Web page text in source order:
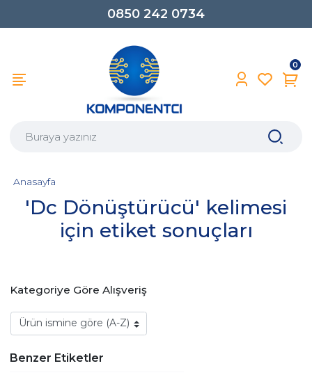
0850 242 0734
0
'Dc Dönüştürücü' kelimesi
için etiket sonuçları
Anasayfa
Kategoriye Göre Alışveriş
Benzer Etiketler